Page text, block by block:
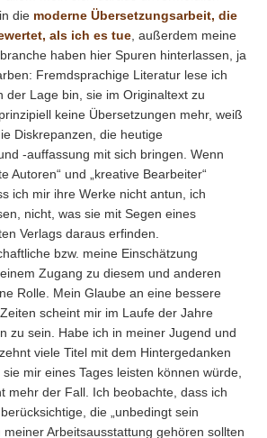
die moderne Übersetzungsarbeit, die
als ich es tue, außerdem meine
haben hier Spuren hinterlassen, ja
Fremdsprachige Literatur lese ich
der Lage bin, sie im Originaltext zu
keine Übersetzungen mehr, weiß
Diskrepanzen, die heutige
-auffassung mit sich bringen. Wenn
Autoren“ und „kreative Bearbeiter“
ich mir ihre Werke nicht antun, ich
nicht, was sie mit Segen eines
Verlags daraus erfinden.
bzw. meine Einschätzung
Zugang zu diesem und anderen
Rolle. Mein Glaube an eine bessere
scheint mir im Laufe der Jahre
zu sein. Habe ich in meiner Jugend und
viele Titel mit dem Hintergedanken
mir eines Tages leisten können würde,
mehr der Fall. Ich beobachte, dass ich
die „unbedingt sein
meiner Arbeitsausstattung gehören sollten